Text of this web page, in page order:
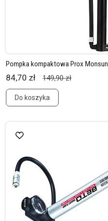
Pompka kompaktowa Prox Monsun
84,70 zł 149,90 zł
Do koszyka